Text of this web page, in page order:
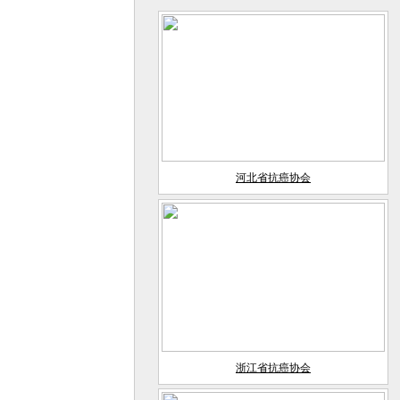
河北省抗癌协会
浙江省抗癌协会